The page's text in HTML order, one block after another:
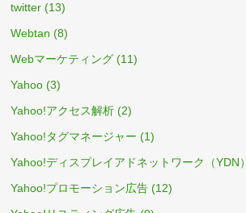
twitter (13)
Webtan (8)
Webマーケティング (11)
Yahoo (3)
Yahoo!アクセス解析 (2)
Yahoo!タグマネージャー (1)
Yahoo!ディスプレイアドネットワーク（YDN）
Yahoo!プロモーション広告 (12)